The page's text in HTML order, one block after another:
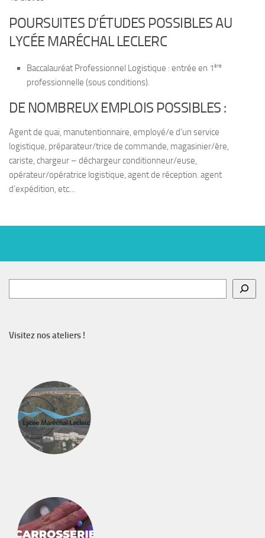
POURSUITES D’ÉTUDES POSSIBLES AU
LYCÉE MARÉCHAL LECLERC
Baccalauréat Professionnel Logistique : entrée en 1ère
professionnelle (sous conditions).
DE NOMBREUX EMPLOIS POSSIBLES :
Agent de quai, manutentionnaire, employé/e d’un service
logistique, préparateur/trice de commande, magasinier/ère,
cariste, chargeur – déchargeur conditionneur/euse,
opérateur/opératrice logistique, agent de réception. agent
d’expédition, etc…
Visitez nos ateliers !